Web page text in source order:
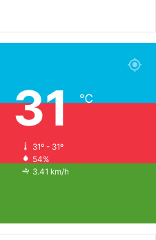
31℃
31º - 31º
54%
3.41 km/h